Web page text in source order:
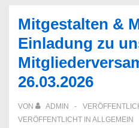
Mitgestalten &
Einladung zu
26.03.2026
VON ADMIN
VERÖFFENTLICHT IN ALLGEMEIN